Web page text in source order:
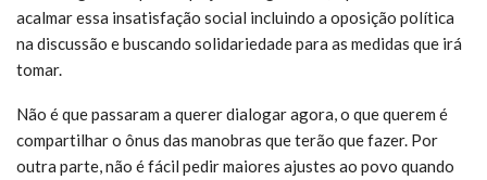
acalmar essa insatisfação social incluindo a oposição política
na discussão e buscando solidariedade para as medidas que irá
tomar.
Não é que passaram a querer dialogar agora, o que querem é
compartilhar o ônus das manobras que terão que fazer. Por
outra parte, não é fácil pedir maiores ajustes ao povo quando